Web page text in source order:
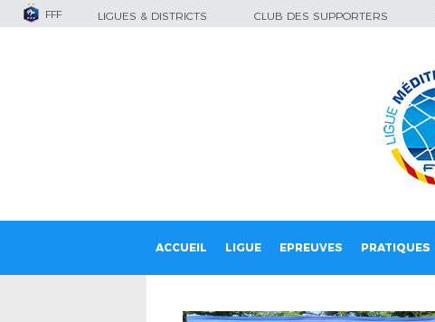
FFF LIGUES & DISTRICTS CLUB DES SUPPORTERS
ACCUEIL LIGUE EPREUVES PRATIQUES